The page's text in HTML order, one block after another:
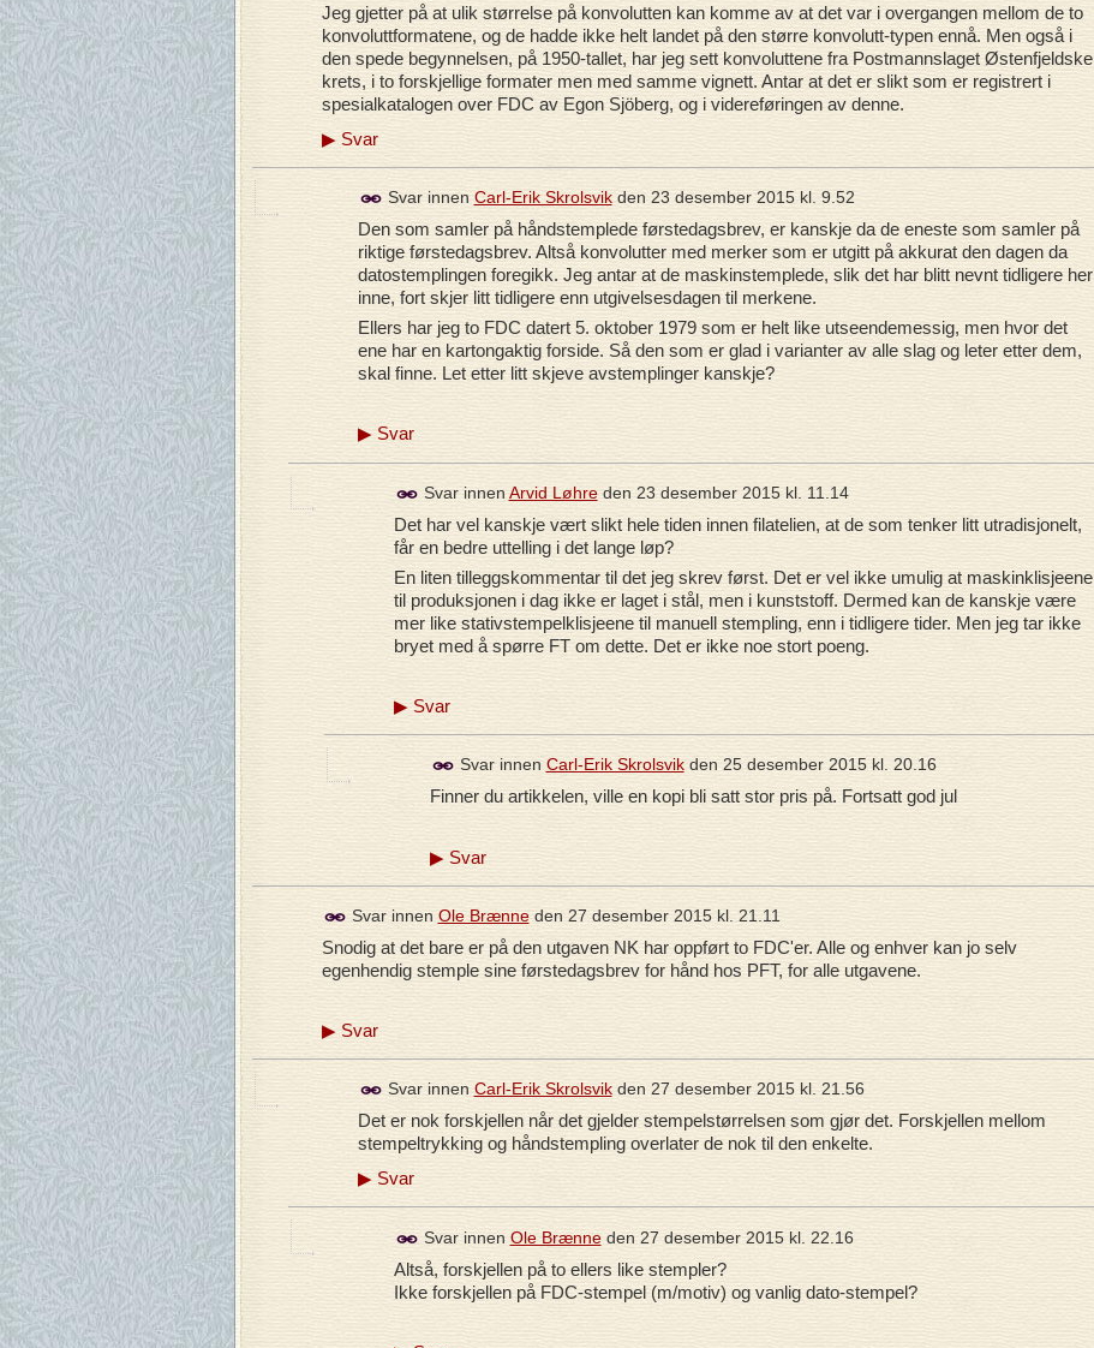
Jeg gjetter på at ulik størrelse på konvolutten kan komme av at det var i overgangen mellom de to
konvoluttformatene, og de hadde ikke helt landet på den større konvolutt-typen ennå. Men også i
den spede begynnelsen, på 1950-tallet, har jeg sett konvoluttene fra Postmannslaget Østenfjeldske
krets, i to forskjellige formater men med samme vignett. Antar at det er slikt som er registrert i
spesialkatalogen over FDC av Egon Sjöberg, og i videreføringen av denne.
▶Svar
Svar innen Carl-Erik Skrolsvikden 23 desember 2015 kl. 9.52
Den som samler på håndstemplede førstedagsbrev, er kanskje da de eneste som samler på
riktige førstedagsbrev. Altså konvolutter med merker som er utgitt på akkurat den dagen da
datostemplingen foregikk. Jeg antar at de maskinstemplede, slik det har blitt nevnt tidligere her
inne, fort skjer litt tidligere enn utgivelsesdagen til merkene.
Ellers har jeg to FDC datert 5. oktober 1979 som er helt like utseendemessig, men hvor det
ene har en kartongaktig forside. Så den som er glad i varianter av alle slag og leter etter dem,
skal finne. Let etter litt skjeve avstemplinger kanskje?
▶Svar
Svar innen Arvid Løhreden 23 desember 2015 kl. 11.14
Det har vel kanskje vært slikt hele tiden innen filatelien, at de som tenker litt utradisjonelt,
får en bedre uttelling i det lange løp?
En liten tilleggskommentar til det jeg skrev først. Det er vel ikke umulig at maskinklisjeene
til produksjonen i dag ikke er laget i stål, men i kunststoff. Dermed kan de kanskje være
mer like stativstempelklisjeene til manuell stempling, enn i tidligere tider. Men jeg tar ikke
bryet med å spørre FT om dette. Det er ikke noe stort poeng.
▶Svar
Svar innen Carl-Erik Skrolsvikden 25 desember 2015 kl. 20.16
Finner du artikkelen, ville en kopi bli satt stor pris på. Fortsatt god jul
▶Svar
Svar innen Ole Brænneden 27 desember 2015 kl. 21.11
Snodig at det bare er på den utgaven NK har oppført to FDC'er. Alle og enhver kan jo selv
egenhendig stemple sine førstedagsbrev for hånd hos PFT, for alle utgavene.
▶Svar
Svar innen Carl-Erik Skrolsvikden 27 desember 2015 kl. 21.56
Det er nok forskjellen når det gjelder stempelstørrelsen som gjør det. Forskjellen mellom
stempeltrykking og håndstempling overlater de nok til den enkelte.
▶Svar
Svar innen Ole Brænneden 27 desember 2015 kl. 22.16
Altså, forskjellen på to ellers like stempler?
Ikke forskjellen på FDC-stempel (m/motiv) og vanlig dato-stempel?